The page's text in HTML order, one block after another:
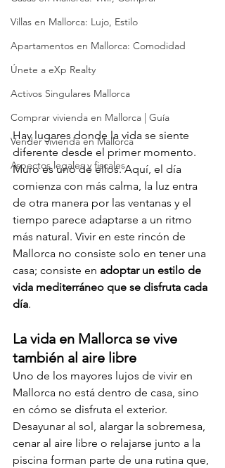
Villas en Mallorca: Lujo, Estilo
Apartamentos en Mallorca: Comodidad
Únete a eXp Realty
Activos Singulares Mallorca
Comprar vivienda en Mallorca | Guía
Vender vivienda en Mallorca
Aspectos legales y fiscales
Hay lugares donde la vida se siente
diferente desde el primer momento.
Muro es uno de ellos. Aquí, el día
comienza con más calma, la luz entra
de otra manera por las ventanas y el
tiempo parece adaptarse a un ritmo
más natural. Vivir en este rincón de
Mallorca no consiste solo en tener una
casa; consiste en adoptar un estilo de
vida mediterráneo que se disfruta cada
día.
La vida en Mallorca se vive
también al aire libre
Uno de los mayores lujos de vivir en
Mallorca no está dentro de casa, sino
en cómo se disfruta el exterior.
Desayunar al sol, alargar la sobremesa,
cenar al aire libre o relajarse junto a la
piscina forman parte de una rutina que,